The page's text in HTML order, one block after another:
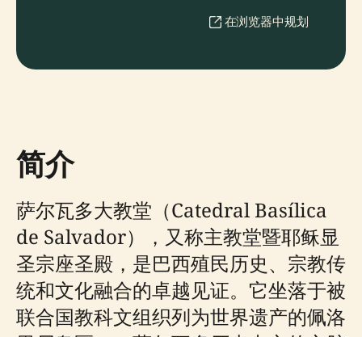
在浏览器中规划
简介
萨尔瓦多大教堂（Catedral Basílica
de Salvador），又称主教堂暨耶稣显
圣宗座圣殿，是巴西殖民历史、宗教传
统和文化融合的卓越见证。它坐落于被
联合国教科文组织列为世界遗产的佩洛